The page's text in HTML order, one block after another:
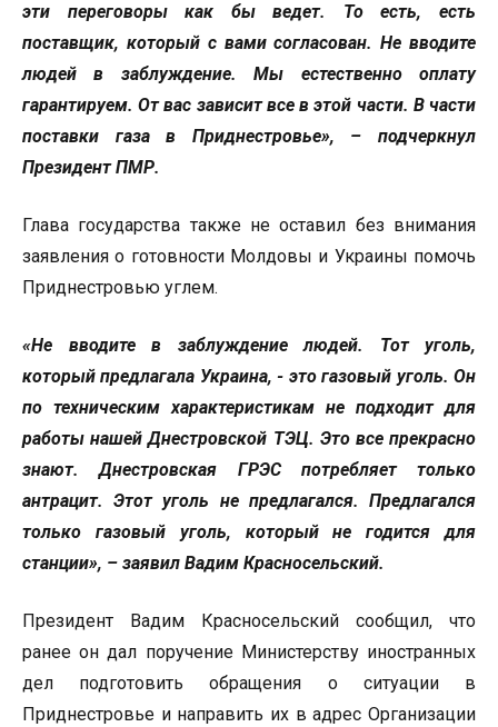
эти переговоры как бы ведет. То есть, есть
поставщик, который с вами согласован. Не вводите
людей в заблуждение. Мы естественно оплату
гарантируем. От вас зависит все в этой части. В части
поставки газа в Приднестровье», – подчеркнул
Президент ПМР.
Глава государства также не оставил без внимания
заявления о готовности Молдовы и Украины помочь
Приднестровью углем.
«Не вводите в заблуждение людей. Тот уголь,
который предлагала Украина, - это газовый уголь. Он
по техническим характеристикам не подходит для
работы нашей Днестровской ТЭЦ. Это все прекрасно
знают. Днестровская ГРЭС потребляет только
антрацит. Этот уголь не предлагался. Предлагался
только газовый уголь, который не годится для
станции», – заявил Вадим Красносельский.
Президент Вадим Красносельский сообщил, что
ранее он дал поручение Министерству иностранных
дел подготовить обращения о ситуации в
Приднестровье и направить их в адрес Организации